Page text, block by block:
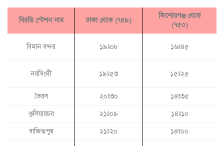
বিরতি স্টেশন নাম ঢাকা থেকে (৭৪৯)
কিশোরগঞ্জ থেকে
(৭৫০)
বিমান বন্দর ১৯ঃ০৮ ১৬ঃ৪৫
নরসিংদী ১৯ঃ৫৩ ১৫ঃ২৫
ভৈরব ২০ঃ৩০ ১৪ঃ৩৫
কুলিয়ারচর ২১ঃ০৯ ১৪ঃ১০
বাজিতপুর ২১ঃ২০ ১৪ঃ০০